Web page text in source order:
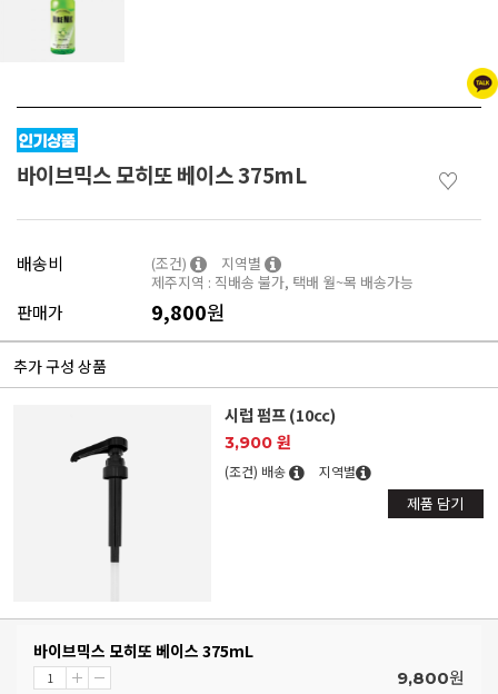
바이브믹스 모히또 베이스 375mL ♡
배송비 (조건)
지역별
제주지역 : 직배송 불가, 택배 월~목 배송가능
판매가 9,800원
추가 구성 상품
시럽 펌프 (10cc)
3,900 원
(조건) 배송 지역별
제품 담기
바이브믹스 모히또 베이스 375mL
9,800원